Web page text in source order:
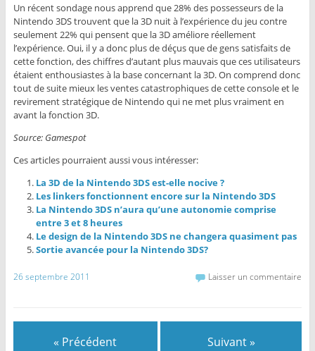
Un récent sondage nous apprend que 28% des possesseurs de la
Nintendo 3DS trouvent que la 3D nuit à l’expérience du jeu contre
seulement 22% qui pensent que la 3D améliore réellement
l’expérience. Oui, il y a donc plus de déçus que de gens satisfaits de
cette fonction, des chiffres d’autant plus mauvais que ces utilisateurs
étaient enthousiastes à la base concernant la 3D. On comprend donc
tout de suite mieux les ventes catastrophiques de cette console et le
revirement stratégique de Nintendo qui ne met plus vraiment en
avant la fonction 3D.
Source: Gamespot
Ces articles pourraient aussi vous intéresser:
La 3D de la Nintendo 3DS est-elle nocive ?
Les linkers fonctionnent encore sur la Nintendo 3DS
La Nintendo 3DS n’aura qu’une autonomie comprise
entre 3 et 8 heures
Le design de la Nintendo 3DS ne changera quasiment pas
Sortie avancée pour la Nintendo 3DS?
26 septembre 2011 Laisser un commentaire
« Précédent Suivant »